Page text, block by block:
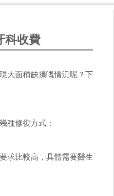
科收費
大面積缺損嘅情況呢？下
種修復方式：
求比較高，具體需要醫生